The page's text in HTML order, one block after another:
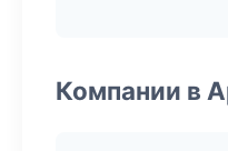
Компании в